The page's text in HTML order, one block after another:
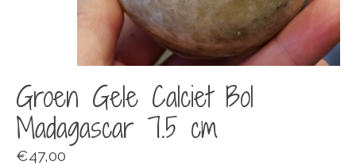
Groen Gele Calciet Bol
Madagascar 7.5 cm
€47,00